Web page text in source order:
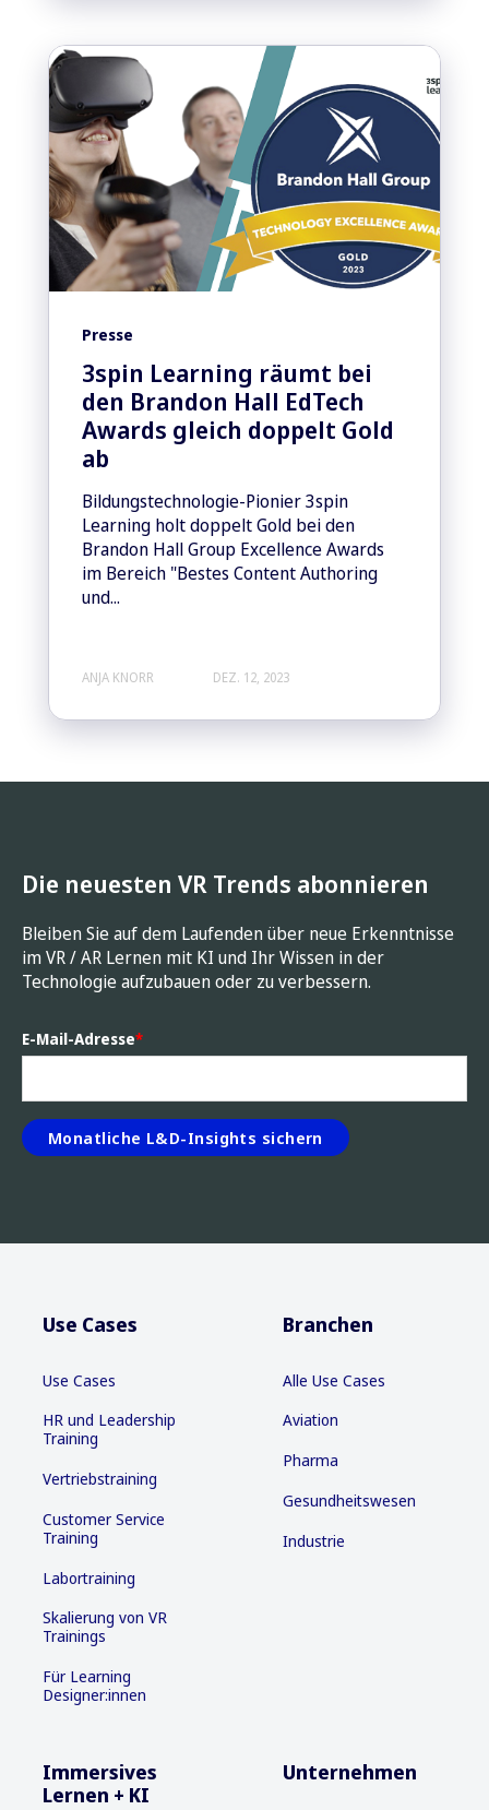
Presse
3spin Learning räumt bei
den Brandon Hall EdTech
Awards gleich doppelt Gold
ab
Bildungstechnologie-Pionier 3spin
Learning holt doppelt Gold bei den
Brandon Hall Group Excellence Awards
im Bereich "Bestes Content Authoring
und...
ANJA KNORR DEZ. 12, 2023
Die neuesten VR Trends abonnieren
Bleiben Sie auf dem Laufenden über neue Erkenntnisse
im VR / AR Lernen mit KI und Ihr Wissen in der
Technologie aufzubauen oder zu verbessern.
E-Mail-Adresse*
Use Cases
Use Cases
HR und Leadership
Training
Vertriebstraining
Customer Service
Training
Labortraining
Skalierung von VR
Trainings
Für Learning
Designer:innen
Branchen
Alle Use Cases
Aviation
Pharma
Gesundheitswesen
Industrie
Immersives
Lernen + KI
Unternehmen